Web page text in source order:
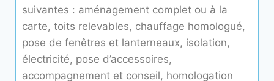
suivantes : aménagement complet ou à la
carte, toits relevables, chauffage homologué,
pose de fenêtres et lanterneaux, isolation,
électricité, pose d’accessoires,
accompagnement et conseil, homologation